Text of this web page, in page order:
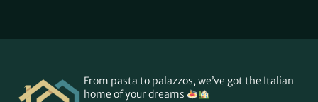
From pasta to palazzos, we’ve got the Italian
home of your dreams